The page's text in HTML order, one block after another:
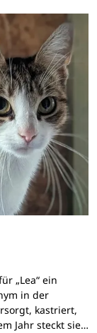
„Lea“ ein
in der
kastriert,
Jahr steckt sie…